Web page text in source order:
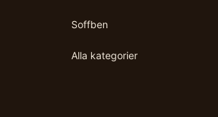
Soffben
Alla kategorier